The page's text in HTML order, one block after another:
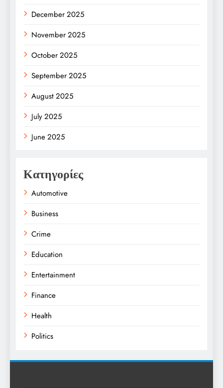
December 2025
November 2025
October 2025
September 2025
August 2025
July 2025
June 2025
Κατηγορίες
Automotive
Business
Crime
Education
Entertainment
Finance
Health
Politics